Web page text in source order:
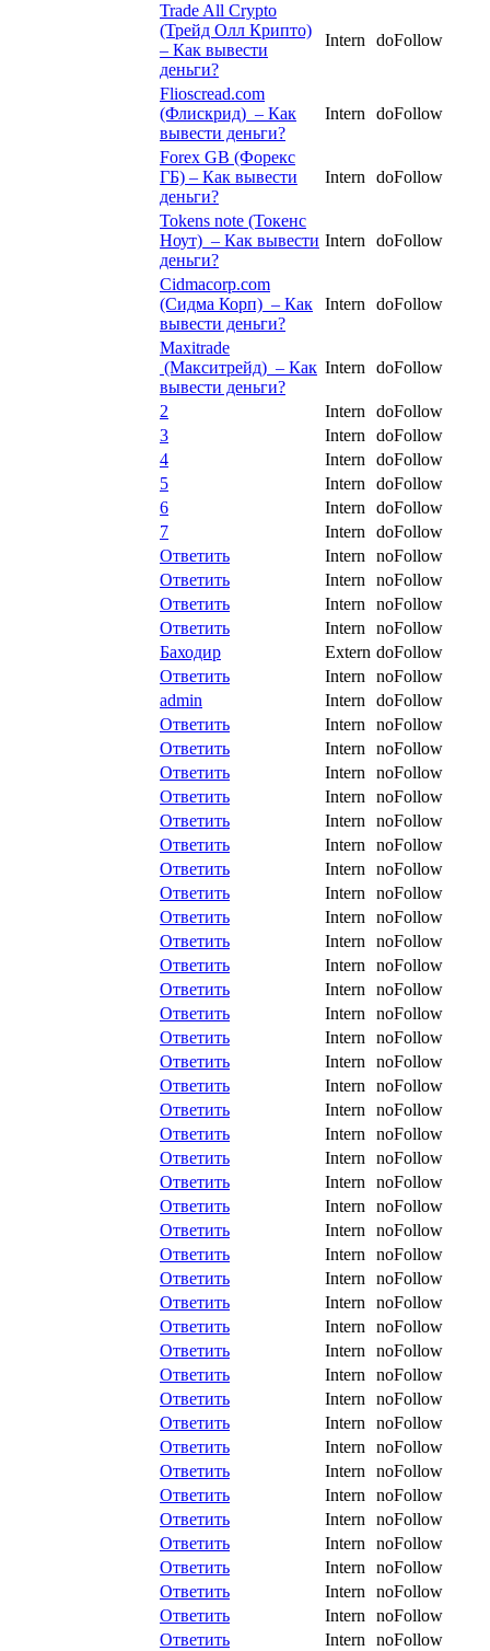
Trade All Crypto
(Трейд Олл Крипто)
– Как вывести
деньги?
Intern doFollow
Flioscread.com
(Флискрид) – Как
вывести деньги?
Intern doFollow
Forex GB (Форекс
ГБ) – Как вывести
деньги?
Intern doFollow
Tokens note (Токенс
Ноут) – Как вывести
деньги?
Intern doFollow
Cidmacorp.com
(Сидма Корп) – Как
вывести деньги?
Intern doFollow
Maxitrade
(Макситрейд) – Как
вывести деньги?
Intern doFollow
2 Intern
doFollow
3
Intern
doFollow
4
Intern
doFollow
5
Intern
doFollow
6
Intern
doFollow
7
Intern
doFollow
Ответить
Intern
noFollow
Ответить
Intern
noFollow
Ответить
Intern
noFollow
Ответить
Intern
noFollow
Баходир
Extern doFollow
Ответить
Intern
noFollow
admin
Intern
doFollow
Ответить
Intern
noFollow
Ответить
Intern
noFollow
Ответить
Intern
noFollow
Ответить
Intern
noFollow
Ответить
Intern
noFollow
Ответить
Intern
noFollow
Ответить
Intern
noFollow
Ответить
Intern
noFollow
Ответить
Intern
noFollow
Ответить
Intern
noFollow
Ответить
Intern
noFollow
Ответить
Intern
noFollow
Ответить
Intern
noFollow
Ответить
Intern
noFollow
Ответить
Intern
noFollow
Ответить
Intern
noFollow
Ответить
Intern
noFollow
Ответить
Intern
noFollow
Ответить
Intern
noFollow
Ответить
Intern
noFollow
Ответить
Intern
noFollow
Ответить
Intern
noFollow
Ответить
Intern
noFollow
Ответить
Intern
noFollow
Ответить
Intern
noFollow
Ответить
Intern
noFollow
Ответить
Intern
noFollow
Ответить
Intern
noFollow
Ответить
Intern
noFollow
Ответить
Intern
noFollow
Ответить
Intern
noFollow
Ответить
Intern
noFollow
Ответить
Intern
noFollow
Ответить
Intern
noFollow
Ответить
Intern
noFollow
Ответить
Intern
noFollow
Ответить
Intern
noFollow
Ответить
Intern
noFollow
Ответить
Intern
noFollow